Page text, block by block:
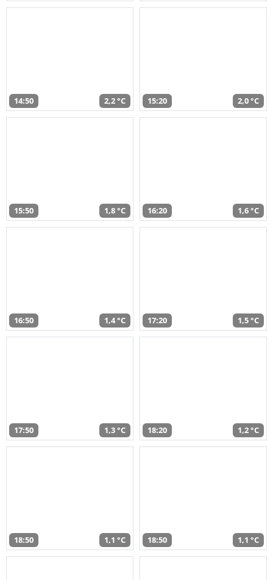
14:50 2,2 °C 15:20 2,0 °C
15:50 1,8 °C 16:20 1,6 °C
16:50 1,4 °C 17:20 1,5 °C
17:50 1,3 °C 18:20 1,2 °C
18:50 1,1 °C 18:50 1,1 °C